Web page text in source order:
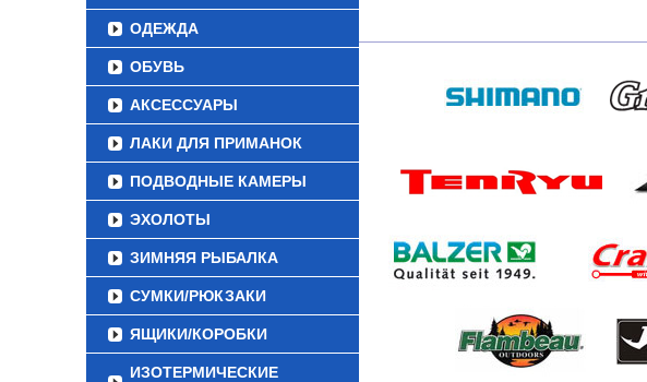
ОДЕЖДА
ОБУВЬ
АКСЕССУАРЫ
ЛАКИ ДЛЯ ПРИМАНОК
ПОДВОДНЫЕ КАМЕРЫ
ЭХОЛОТЫ
ЗИМНЯЯ РЫБАЛКА
СУМКИ/РЮКЗАКИ
ЯЩИКИ/КОРОБКИ
ИЗОТЕРМИЧЕСКИЕ